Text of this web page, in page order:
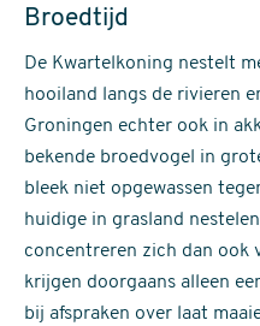
Broedtijd
De Kwartelkoning nestelt
hooiland langs de rivieren
Groningen echter ook in
bekende broedvogel in
bleek niet opgewassen
huidige in grasland
concentreren zich dan ook
krijgen doorgaans alleen
bij afspraken over laat